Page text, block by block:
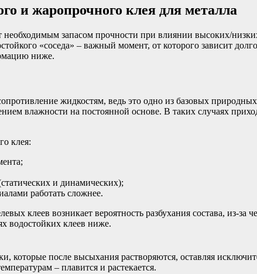
и жаропрочного клея для металла
запасом прочности при влиянии высоких/
«соседа» – важный момент, от которого зависит
ниже.
жидкостям, ведь это одно из базовых
влажности на постоянной основе. В таких случаях
клея:
и динамических);
работать сложнее.
клеев возникает вероятность разбухания состава, из-за
водостойких клеев ниже.
которые после высыхания растворяются, оставляя
– плавится и растекается.